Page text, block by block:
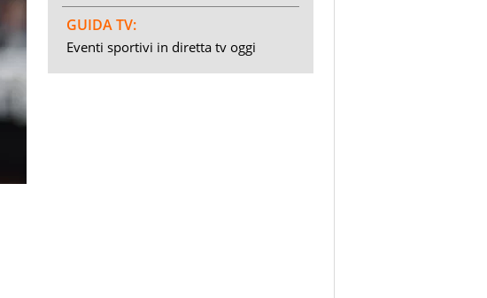
GUIDA TV:
Eventi sportivi in diretta tv oggi